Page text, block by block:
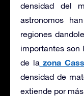
densidad del
astronomos
regiones
importantes son
de la zona
densidad de
extiende por